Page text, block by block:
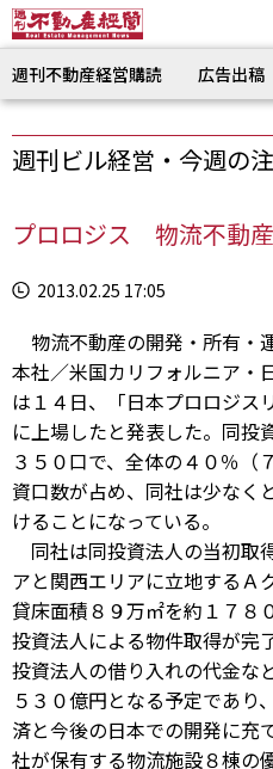
週刊不動産経営購読 広告出稿
週刊ビル経営・今週の
プロロジス 物流不動
2013.02.25 17:05
物流不動産の開発・所有・
本社／米国カリフォルニア・
は１４日、「日本プロロジス
に上場したと発表した。同投
３５０口で、全体の４０％（
資口数が占め、同社は少なく
けることになっている。
同社は同投資法人の当初取
アと関西エリアに立地するＡ
貸床面積８９万㎡を約１７８
投資法人による物件取得が完
投資法人の借り入れの代金な
５３０億円となる予定であり
済と今後の日本での開発に充
社が保有する物流施設８棟の